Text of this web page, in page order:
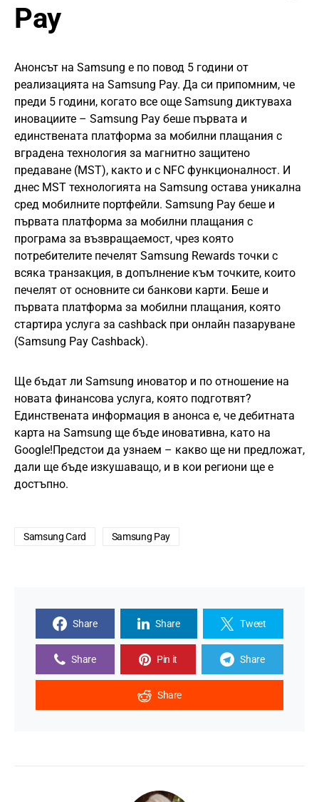
Pay
Анонсът на Samsung е по повод 5 години от
реализацията на Samsung Pay. Да си припомним, че
преди 5 години, когато все още Samsung диктуваха
иновациите – Samsung Pay беше първата и
единствената платформа за мобилни плащания с
вградена технология за магнитно защитено
предаване (MST), както и с NFC функционалност. И
днес MST технологията на Samsung остава уникална
сред мобилните портфейли. Samsung Pay беше и
първата платформа за мобилни плащания с
програма за възвращаемост, чрез която
потребителите печелят Samsung Rewards точки с
всяка транзакция, в допълнение към точките, които
печелят от основните си банкови карти. Беше и
първата платформа за мобилни плащания, която
стартира услуга за cashback при онлайн пазаруване
(Samsung Pay Cashback).
Ще бъдат ли Samsung иноватор и по отношение на
новата финансова услуга, която подготвят?
Единствената информация в анонса е, че дебитната
карта на Samsung ще бъде иновативна, като на
Google!Предстои да узнаем – какво ще ни предложат,
дали ще бъде изкушаващо, и в кои региони ще е
достъпно.
Samsung Card Samsung Pay
Share Share Tweet
Share Pin it Share
Share